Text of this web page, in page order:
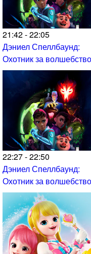
21:42 - 22:05
Дэниел Спеллбаунд:
Охотник за
22:27 - 22:50
Дэниел Спеллбаунд:
Охотник за